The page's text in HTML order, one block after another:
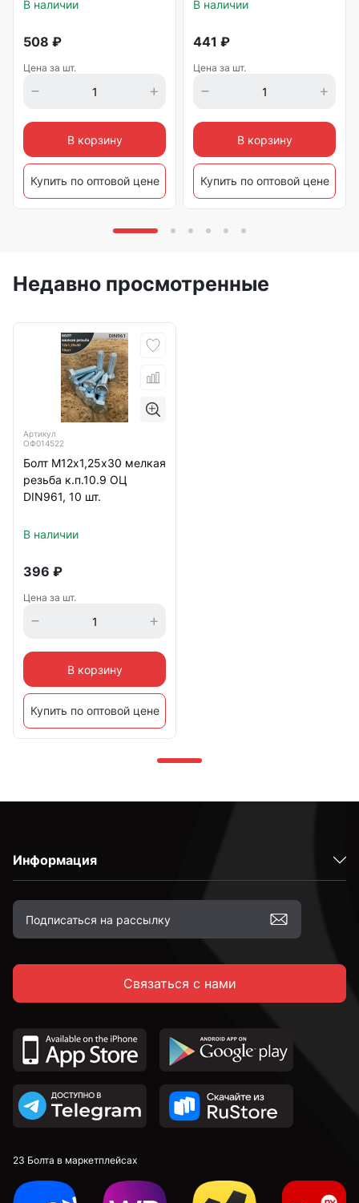
В наличии
508 ₽
Цена за шт.
В корзину
Купить по оптовой цене
В наличии
441 ₽
Цена за шт.
В корзину
Купить по оптовой цене
Недавно просмотренные
Артикул
ОФ014522
Болт М12х1,25х30 мелкая
резьба к.п.10.9 ОЦ
DIN961, 10 шт.
В наличии
396 ₽
Цена за шт.
В корзину
Купить по оптовой цене
Информация
Связаться с нами
23 Болта в маркетплейсах